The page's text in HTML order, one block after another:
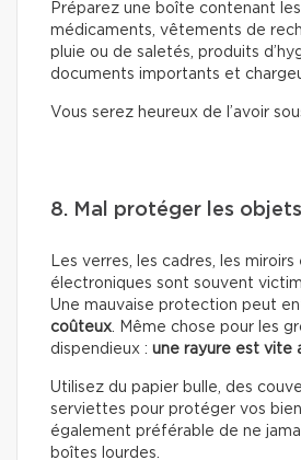
Préparez une boîte contenant
médicaments, vêtements de
pluie ou de saletés, produits
documents importants et
Vous serez heureux de l’avoir
8. Mal protéger les
Les verres, les cadres, les
électroniques sont souvent
Une mauvaise protection peut
coûteux. Même chose pour les
dispendieux : une rayure est vite
Utilisez du papier bulle, des
serviettes pour protéger vos
également préférable de ne
boîtes lourdes.